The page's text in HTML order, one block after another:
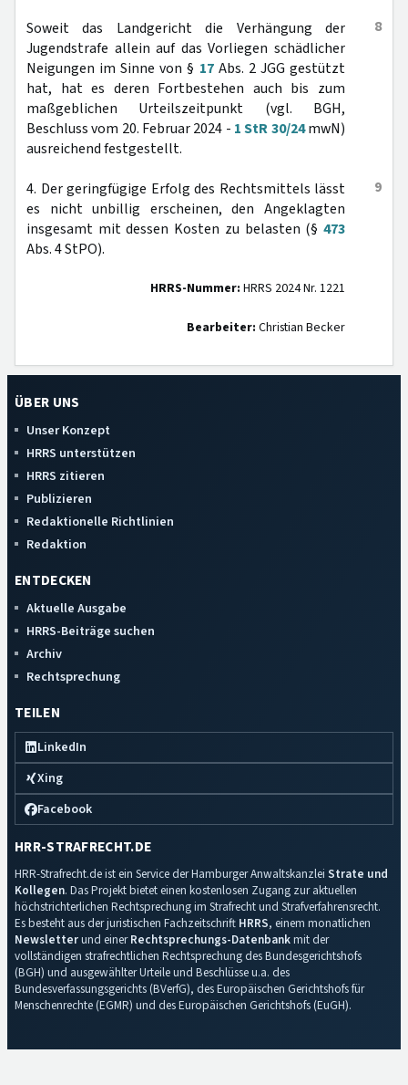
8
Soweit das Landgericht die Verhängung der
Jugendstrafe allein auf das Vorliegen schädlicher
Neigungen im Sinne von § 17Abs. 2 JGG gestützt
hat, hat es deren Fortbestehen auch bis zum
maßgeblichen Urteilszeitpunkt (vgl. BGH,
Beschluss vom 20. Februar 2024 - 1 StR 30/24mwN)
ausreichend festgestellt.
9
4. Der geringfügige Erfolg des Rechtsmittels lässt
es nicht unbillig erscheinen, den Angeklagten
insgesamt mit dessen Kosten zu belasten (§ 473
Abs. 4 StPO).
HRRS-Nummer: HRRS 2024 Nr. 1221
Bearbeiter: Christian Becker
ÜBER UNS
Unser Konzept
HRRS unterstützen
HRRS zitieren
Publizieren
Redaktionelle Richtlinien
Redaktion
ENTDECKEN
Aktuelle Ausgabe
HRRS-Beiträge suchen
Archiv
Rechtsprechung
TEILEN
LinkedIn
Xing
Facebook
HRR-STRAFRECHT.DE
HRR-Strafrecht.de ist ein Service der Hamburger Anwaltskanzlei Strate und
Kollegen. Das Projekt bietet einen kostenlosen Zugang zur aktuellen
höchstrichterlichen Rechtsprechung im Strafrecht und Strafverfahrensrecht.
Es besteht aus der juristischen Fachzeitschrift HRRS, einem monatlichen
Newsletterund einerRechtsprechungs-Datenbankmit der
vollständigen strafrechtlichen Rechtsprechung des Bundesgerichtshofs
(BGH) und ausgewählter Urteile und Beschlüsse u.a. des
Bundesverfassungsgerichts (BVerfG), des Europäischen Gerichtshofs für
Menschenrechte (EGMR) und des Europäischen Gerichtshofs (EuGH).